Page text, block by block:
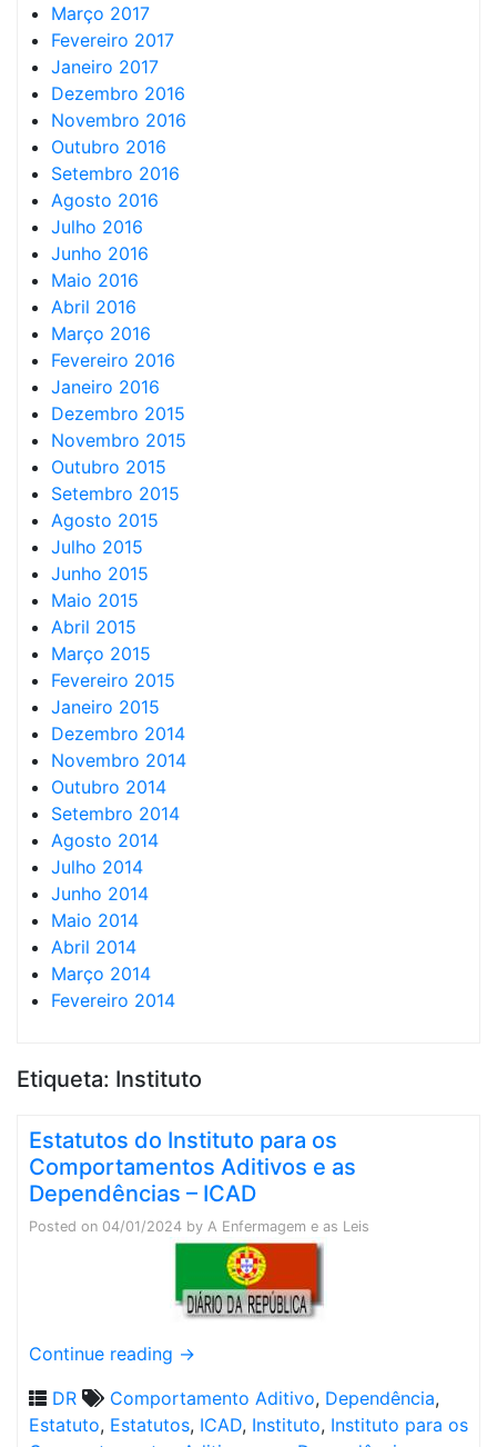
Março 2017
Fevereiro 2017
Janeiro 2017
Dezembro 2016
Novembro 2016
Outubro 2016
Setembro 2016
Agosto 2016
Julho 2016
Junho 2016
Maio 2016
Abril 2016
Março 2016
Fevereiro 2016
Janeiro 2016
Dezembro 2015
Novembro 2015
Outubro 2015
Setembro 2015
Agosto 2015
Julho 2015
Junho 2015
Maio 2015
Abril 2015
Março 2015
Fevereiro 2015
Janeiro 2015
Dezembro 2014
Novembro 2014
Outubro 2014
Setembro 2014
Agosto 2014
Julho 2014
Junho 2014
Maio 2014
Abril 2014
Março 2014
Fevereiro 2014
Etiqueta: Instituto
Estatutos do Instituto para os
Comportamentos Aditivos e as
Dependências – ICAD
Posted on 04/01/2024 by A Enfermagem e as Leis
Continue reading →
DR
Comportamento Aditivo, Dependência,
Estatuto, Estatutos, ICAD, Instituto, Instituto para os